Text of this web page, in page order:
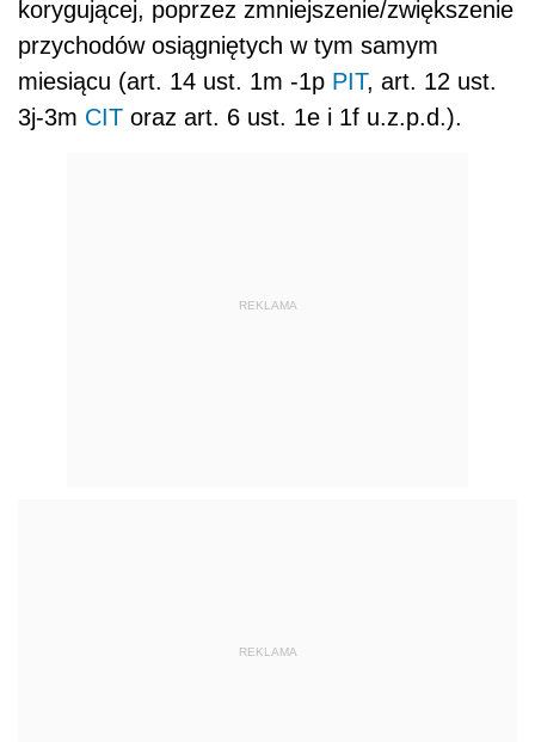
korygującej, poprzez zmniejszenie/zwiększenie
przychodów osiągniętych w tym samym
miesiącu (art. 14 ust. 1m -1p PIT, art. 12 ust.
3j-3m CIT oraz art. 6 ust. 1e i 1f u.z.p.d.).
REKLAMA
REKLAMA